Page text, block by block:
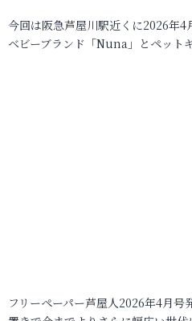
今回は阪急芦屋川駅近くに2026年4
ベビーブランド「Nuna」とペット
フリーペーパー芦屋人2026年4月